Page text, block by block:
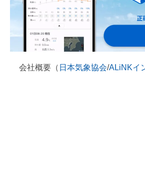
会社概要（ 日本気象協会/ALiNKイ